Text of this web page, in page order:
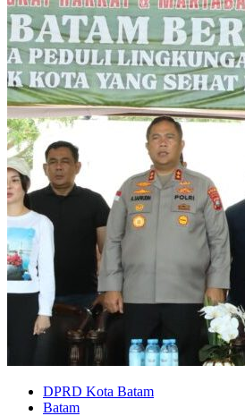
DPRD Kota Batam
Batam